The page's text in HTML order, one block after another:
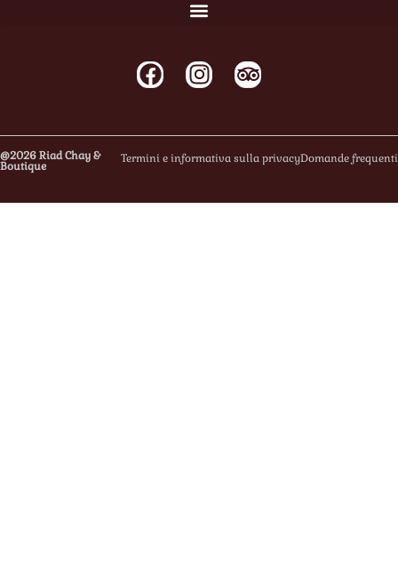
@2026 Riad Chay &
Boutique
Termini e informativa sulla privacyDomande frequenti